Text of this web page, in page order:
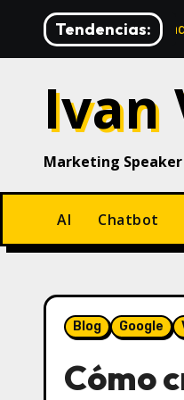
contenido
Tendencias:
novedades y cómo
Ivan
Marketing Speaker
AI Chatbot
Blog Google
Cómo